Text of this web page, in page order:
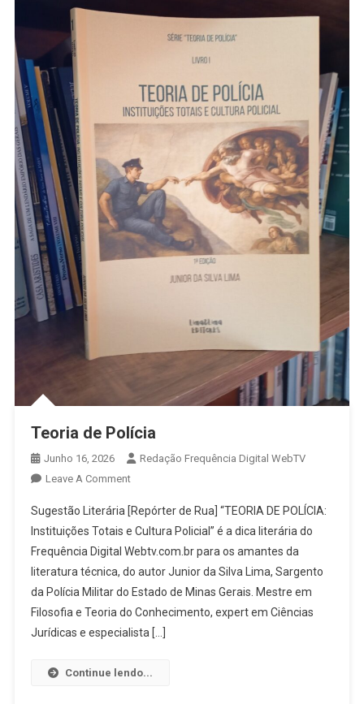
Teoria de Polícia
Junho 16, 2026
Redação Frequência Digital WebTV
Leave A CommentOn
De
Polícia
Sugestão Literária [Repórter de Rua] “TEORIA DE POLÍCIA:
Instituições Totais e Cultura Policial” é a dica literária do
Frequência Digital Webtv.com.br para os amantes da
literatura técnica, do autor Junior da Silva Lima, Sargento
da Polícia Militar do Estado de Minas Gerais. Mestre em
Filosofia e Teoria do Conhecimento, expert em Ciências
Jurídicas e especialista […]
Continue lendo...